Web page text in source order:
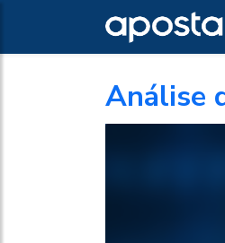
Análise